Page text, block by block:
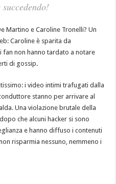
Martino e Caroline Tronelli? Un
Caroline è sparita da
fan non hanno tardato a notare
di gossip.
i video intimi trafugati dalla
stanno per arrivare al
Una violazione brutale della
che alcuni hacker si sono
e hanno diffuso i contenuti
risparmia nessuno, nemmeno i